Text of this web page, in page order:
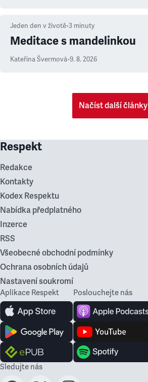
Jeden den v životě•3 minuty
Meditace s mandelinkou
Kateřina Švermová•9. 8. 2026
Načíst další články
Respekt
Redakce
Kontakty
Kodex Respektu
Nabídka předplatného
Inzerce
RSS
Všeobecné obchodní podmínky
Ochrana osobních údajů
Nastavení soukromí
Aplikace Respekt Poslouchejte nás
Sledujte nás